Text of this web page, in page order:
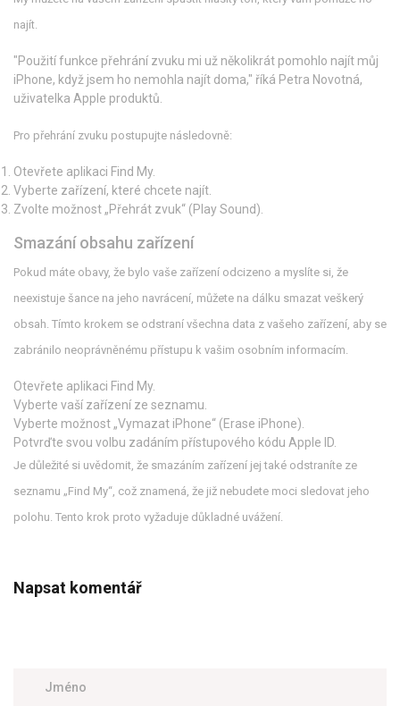
najít.
"Použití funkce přehrání zvuku mi už několikrát pomohlo najít můj
iPhone, když jsem ho nemohla najít doma," říká Petra Novotná,
uživatelka Apple produktů.
Pro přehrání zvuku postupujte následovně:
Otevřete aplikaci Find My.
Vyberte zařízení, které chcete najít.
Zvolte možnost „Přehrát zvuk“ (Play Sound).
Smazání obsahu zařízení
Pokud máte obavy, že bylo vaše zařízení odcizeno a myslíte si, že
neexistuje šance na jeho navrácení, můžete na dálku smazat veškerý
obsah. Tímto krokem se odstraní všechna data z vašeho zařízení, aby se
zabránilo neoprávněnému přístupu k vašim osobním informacím.
Otevřete aplikaci Find My.
Vyberte vaší zařízení ze seznamu.
Vyberte možnost „Vymazat iPhone“ (Erase iPhone).
Potvrďte svou volbu zadáním přístupového kódu Apple ID.
Je důležité si uvědomit, že smazáním zařízení jej také odstraníte ze
seznamu „Find My“, což znamená, že již nebudete moci sledovat jeho
polohu. Tento krok proto vyžaduje důkladné uvážení.
Napsat komentář